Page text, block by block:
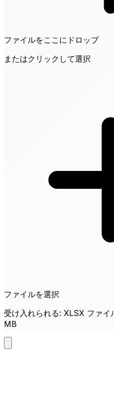
ファイルをここにドロップ
またはクリックして選択
ファイルを選択
受け入れられる: XLSX ファイ
MB